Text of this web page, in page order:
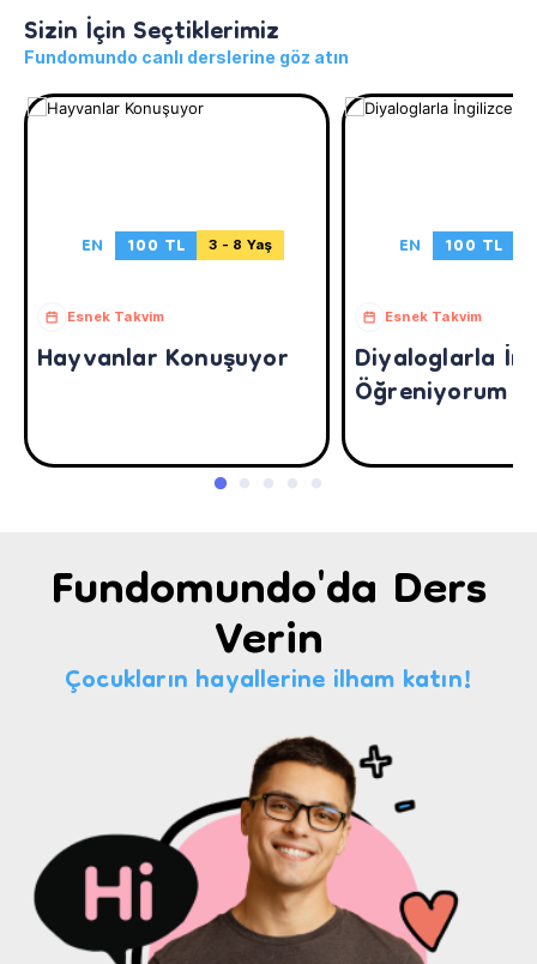
Sizin İçin Seçtiklerimiz
Fundomundo canlı derslerine göz atın
EN 100 TL 3 - 8 Yaş
Esnek Takvim
Hayvanlar Konuşuyor
EN 100 TL
Esnek Takvim
Diyaloglarla
Öğreniyorum
Fundomundo'da Ders
Verin
Çocukların hayallerine ilham katın!